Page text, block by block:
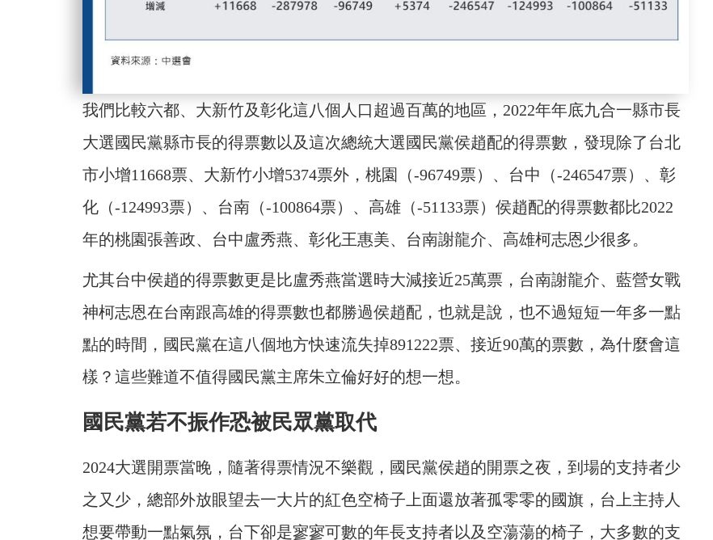
我們比較六都、大新竹及彰化這八個人口超過百萬的地區，2022年年底九合一縣市長
大選國民黨縣市長的得票數以及這次總統大選國民黨侯趙配的得票數，發現除了台北
市小增11668票、大新竹小增5374票外，桃園（-96749票）、台中（-246547票）、彰
化（-124993票）、台南（-100864票）、高雄（-51133票）侯趙配的得票數都比2022
年的桃園張善政、台中盧秀燕、彰化王惠美、台南謝龍介、高雄柯志恩少很多。
尤其台中侯趙的得票數更是比盧秀燕當選時大減接近25萬票，台南謝龍介、藍營女戰
神柯志恩在台南跟高雄的得票數也都勝過侯趙配，也就是說，也不過短短一年多一點
點的時間，國民黨在這八個地方快速流失掉891222票、接近90萬的票數，為什麼會這
樣？這些難道不值得國民黨主席朱立倫好好的想一想。
國民黨若不振作恐被民眾黨取代
2024大選開票當晚，隨著得票情況不樂觀，國民黨侯趙的開票之夜，到場的支持者少
之又少，總部外放眼望去一大片的紅色空椅子上面還放著孤零零的國旗，台上主持人
想要帶動一點氣氛，台下卻是寥寥可數的年長支持者以及空蕩蕩的椅子，大多數的支